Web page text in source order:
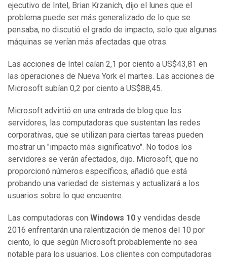
ejecutivo de Intel, Brian Krzanich, dijo el lunes que el
problema puede ser más generalizado de lo que se
pensaba, no discutió el grado de impacto, solo que algunas
máquinas se verían más afectadas que otras.
Las acciones de Intel caían 2,1 por ciento a US$43,81 en
las operaciones de Nueva York el martes. Las acciones de
Microsoft subían 0,2 por ciento a US$88,45.
Microsoft advirtió en una entrada de blog que los
servidores, las computadoras que sustentan las redes
corporativas, que se utilizan para ciertas tareas pueden
mostrar un "impacto más significativo". No todos los
servidores se verán afectados, dijo. Microsoft, que no
proporcionó números específicos, añadió que está
probando una variedad de sistemas y actualizará a los
usuarios sobre lo que encuentre.
Las computadoras con Windows 10 y vendidas desde
2016 enfrentarán una ralentización de menos del 10 por
ciento, lo que según Microsoft probablemente no sea
notable para los usuarios. Los clientes con computadoras